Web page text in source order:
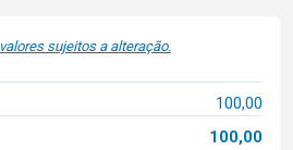
valores sujeitos a alteração.
100,00
100,00